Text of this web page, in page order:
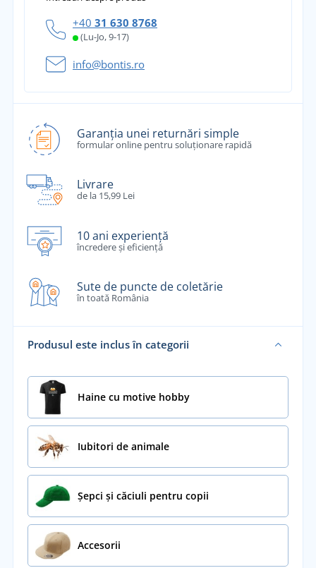
+40 31 630 8768
(Lu-Jo, 9-17)
info@bontis.ro
Garanția unei returnări simple
formular online pentru soluționare rapidă
Livrare
de la 15,99 Lei
10 ani experiență
încredere și eficiență
Sute de puncte de coletărie
în toată România
Produsul este inclus în categorii
Haine cu motive hobby
Iubitori de animale
Șepci și căciuli pentru copii
Accesorii